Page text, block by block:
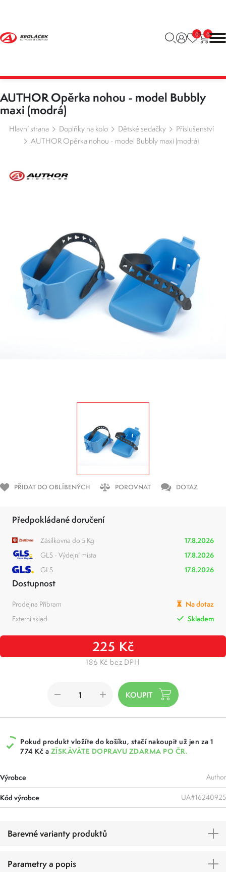
0 0
AUTHOR Opěrka nohou - model Bubbly
maxi (modrá)
Hlavní strana Doplňky na kolo Dětské sedačky
Příslušenství
AUTHOR Opěrka nohou - model Bubbly maxi (modrá)
PŘIDAT DO OBLÍBENÝCH POROVNAT DOTAZ
Předpokládané doručení
Zásilkovna do 5 Kg
17.8.2026
GLS - Výdejní místa
17.8.2026
GLS
17.8.2026
Dostupnost
Prodejna Příbram
Na dotaz
Externí sklad
Skladem
225 Kč
186 Kč bez DPH
Pokud produkt vložíte do košíku, stačí nakoupit už jen za 1
774 Kč a ZÍSKÁVÁTE DOPRAVU ZDARMA PO ČR.
Výrobce Author
Kód výrobce UA#16240925
Barevné varianty produktů
Parametry a popis